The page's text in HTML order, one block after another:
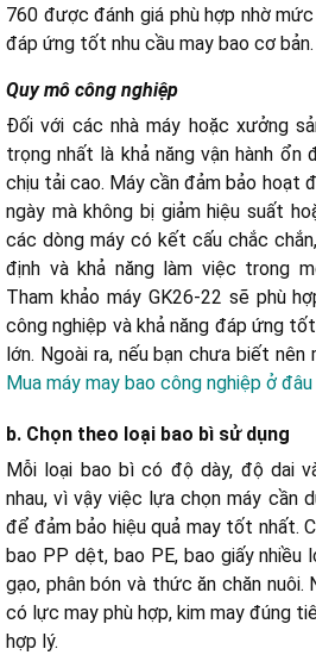
760 được đánh giá phù hợp nhờ
đáp ứng tốt nhu cầu may bao cơ bản.
Quy mô công nghiệp
Đối với các nhà máy hoặc xưởng
trọng nhất là khả năng vận hành ổn
chịu tải cao. Máy cần đảm bảo hoạt
ngày mà không bị giảm hiệu suất
các dòng máy có kết cấu chắc
định và khả năng làm việc trong
Tham khảo máy GK26-22 sẽ phù
công nghiệp và khả năng đáp ứng
lớn. Ngoài ra, nếu bạn chưa biết
Mua máy may bao công nghiệp ở
b. Chọn theo loại bao bì sử dụng
Mỗi loại bao bì có độ dày, độ dai
nhau, vì vậy việc lựa chọn máy
để đảm bảo hiệu quả may tốt nhất.
bao PP dệt, bao PE, bao giấy nhiều
gạo, phân bón và thức ăn chăn nuôi.
có lực may phù hợp, kim may đúng
hợp lý.